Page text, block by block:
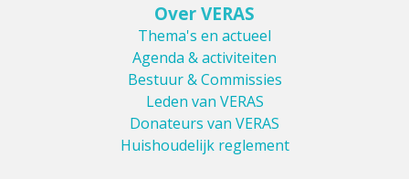
Over VERAS
Thema's en actueel
Agenda & activiteiten
Bestuur & Commissies
Leden van VERAS
Donateurs van VERAS
Huishoudelijk reglement